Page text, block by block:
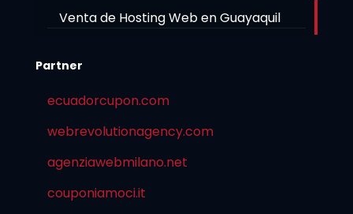
Venta de Hosting Web en Guayaquil
Partner
ecuadorcupon.com
webrevolutionagency.com
agenziawebmilano.net
couponiamoci.it